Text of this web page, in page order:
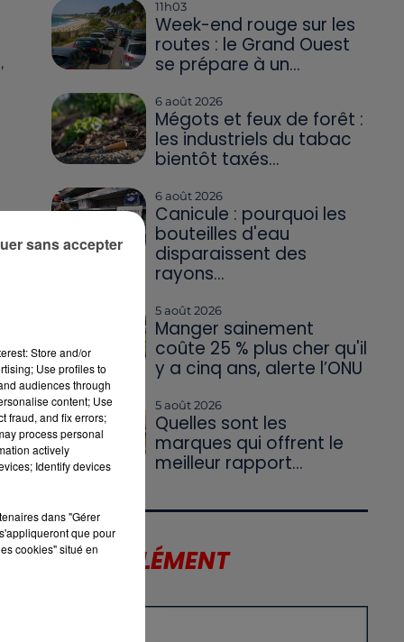
".
11h03
Week-end rouge sur les
routes : le Grand Ouest
se prépare à un...
6 août 2026
Mégots et feux de forêt :
les industriels du tabac
bientôt taxés...
6 août 2026
Canicule : pourquoi les
bouteilles d'eau
disparaissent des
rayons...
5 août 2026
Manger sainement
coûte 25 % plus cher qu'il
y a cinq ans, alerte l’ONU
5 août 2026
Quelles sont les
marques qui offrent le
meilleur rapport...
LE SUPPLÉMENT
Store and/or
Use profiles to
audiences through
content; Use
fraud, and fix errors;
process personal
actively
Identify devices
dans "Gérer
que pour
cookies" situé en
sans accepter